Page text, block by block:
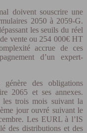
doivent souscrire une
2050 à 2059-G.
les seuils du réel
vente ou 254 000€ HT
accrue de ces
d’un expert-
des obligations
2065 et ses annexes.
les trois mois suivant la
jour ouvré suivant le
Les EURL à l’IS
des distributions et des